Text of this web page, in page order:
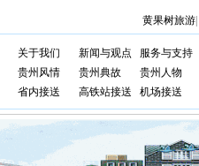
黄果树旅游|
关于我们 新闻与观点 服务与支持
贵州风情 贵州典故 贵州人物
省内接送 高铁站接送 机场接送